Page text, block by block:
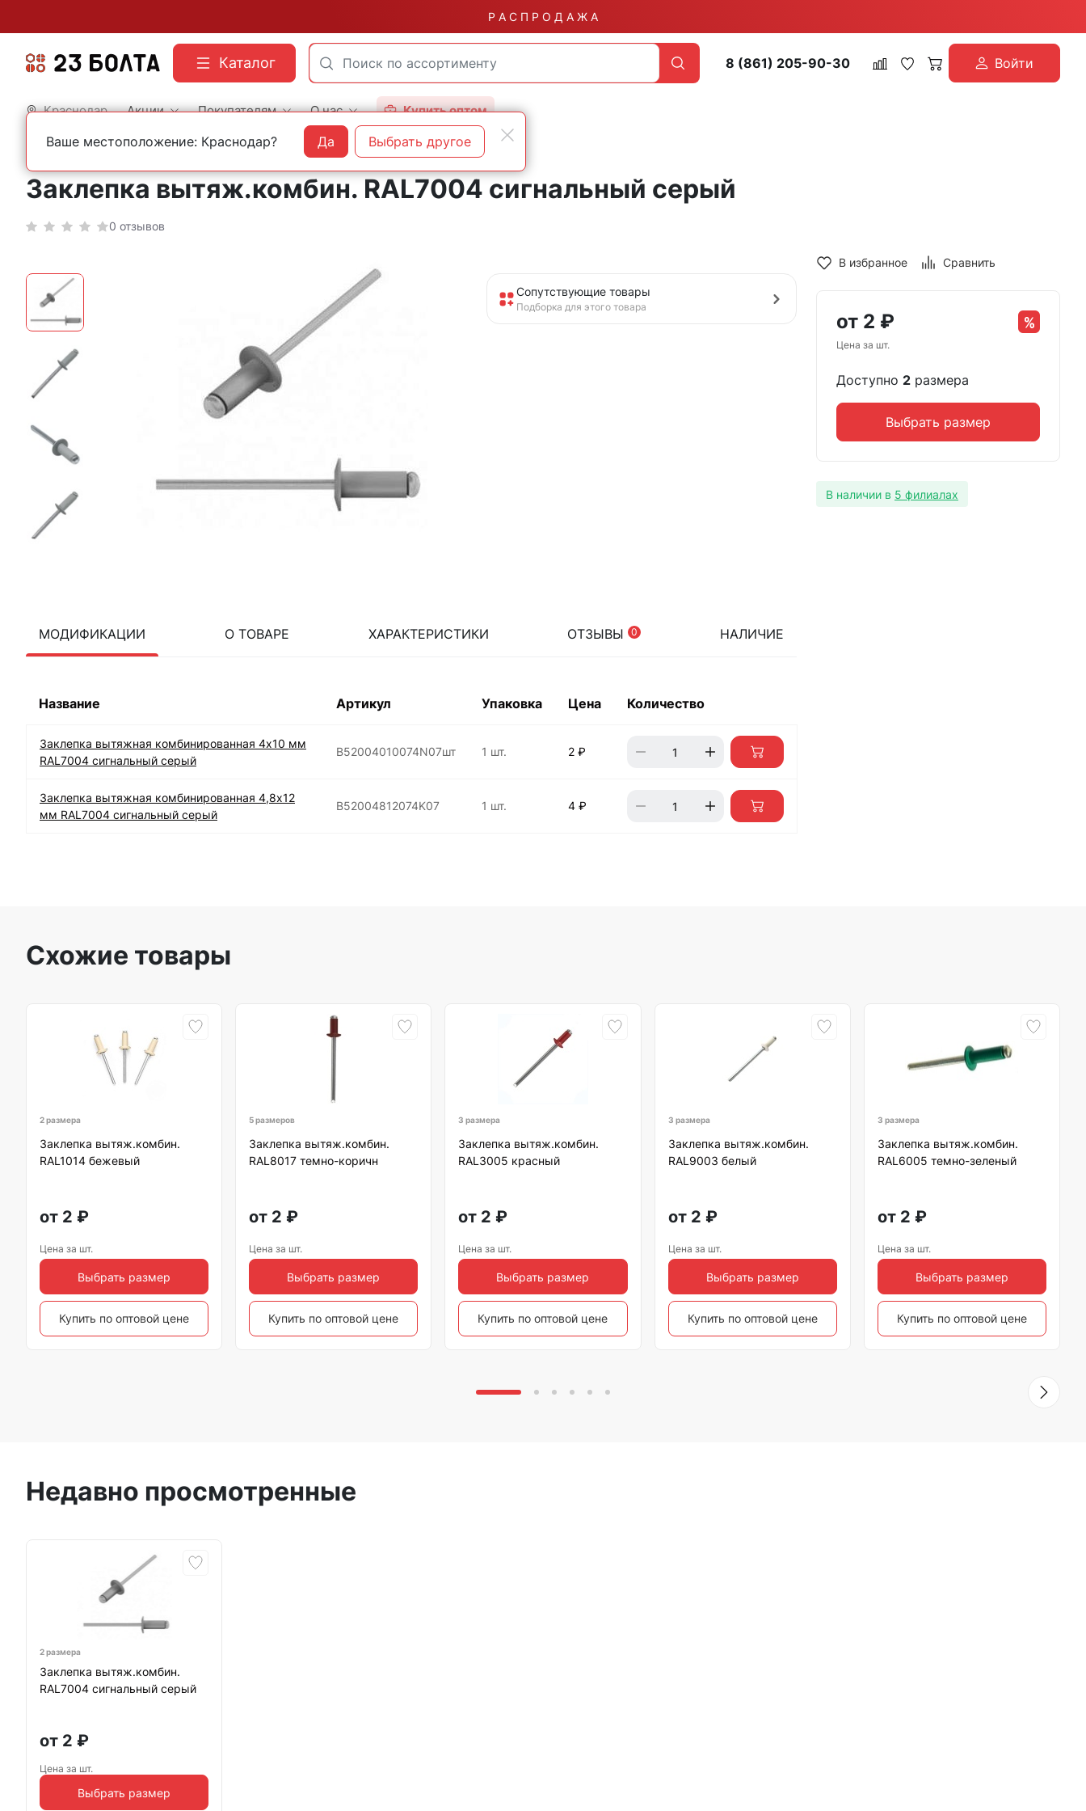
Р А С П Р О Д А Ж А
Каталог 8 (861) 205-90-30 Войти
Краснодар Акции Покупателям О нас Купить оптом
Главная Строительный крепеж Заклепки Вытяжные RAL
Заклепка вытяж.комбин. RAL7004 сигнальный серый
0 отзывов
Сопутствующие товары
Подборка для этого товара
МОДИФИКАЦИИ О ТОВАРЕ ХАРАКТЕРИСТИКИ ОТЗЫВЫ 0 НАЛИЧИЕ
Название Артикул Упаковка Цена Количество
Заклепка вытяжная комбинированная 4х10 мм
RAL7004 сигнальный серый
B52004010074N07шт 1 шт. 2 ₽
Заклепка вытяжная комбинированная 4,8х12
мм RAL7004 сигнальный серый
B52004812074K07 1 шт. 4 ₽
В избранное Сравнить
от 2 ₽
Цена за шт.
Доступно 2 размера
Выбрать размер
В наличии в 5 филиалах
Схожие товары
2 размера
Заклепка вытяж.комбин.
RAL1014 бежевый
от 2 ₽
Цена за шт.
Выбрать размер
Купить по оптовой цене
5 размеров
Заклепка вытяж.комбин.
RAL8017 темно-коричн
от 2 ₽
Цена за шт.
Выбрать размер
Купить по оптовой цене
3 размера
Заклепка вытяж.комбин.
RAL3005 красный
от 2 ₽
Цена за шт.
Выбрать размер
Купить по оптовой цене
3 размера
Заклепка вытяж.комбин.
RAL9003 белый
от 2 ₽
Цена за шт.
Выбрать размер
Купить по оптовой цене
3 размера
Заклепка вытяж.комбин.
RAL6005 темно-зеленый
от 2 ₽
Цена за шт.
Выбрать размер
Купить по оптовой цене
Недавно просмотренные
2 размера
Заклепка вытяж.комбин.
RAL7004 сигнальный серый
от 2 ₽
Цена за шт.
Выбрать размер
Ваше местоположение: Краснодар? Да Выбрать другое